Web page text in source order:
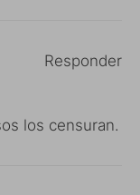
los censuran.
Responder